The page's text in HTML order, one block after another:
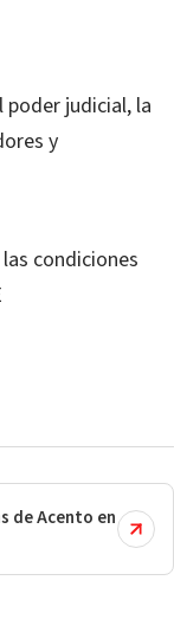
poder judicial, la
y
condiciones
de Acento en